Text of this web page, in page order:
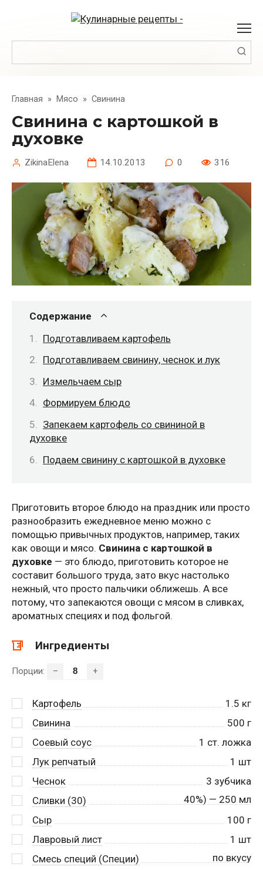
Главная » Мясо » Свинина
Свинина с картошкой в
духовке
ZikinaElena 14.10.2013 0 316
Содержание
Подготавливаем картофель
Подготавливаем свинину, чеснок и лук
Измельчаем сыр
Формируем блюдо
Запекаем картофель со свининой в
духовке
Подаем свинину с картошкой в духовке
Приготовить второе блюдо на праздник или просто
разнообразить ежедневное меню можно с
помощью привычных продуктов, например, таких
как овощи и мясо. Свинина с картошкой в
духовке — это блюдо, приготовить которое не
составит большого труда, зато вкус настолько
нежный, что просто пальчики оближешь. А все
потому, что запекаются овощи с мясом в сливках,
ароматных специях и под фольгой.
Ингредиенты
Порции: – +
Картофель 1.5 кг
Свинина
500 г
Соевый соус
1 ст. ложка
Лук репчатый
1 шт
Чеснок
3 зубчика
Сливки (30)
40%) — 250 мл
Сыр
100 г
Лавровый лист
1 шт
Смесь специй (Специи)
по вкусу